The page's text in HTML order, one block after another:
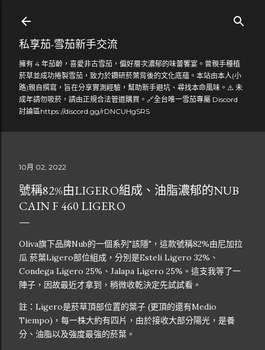
私享茄-雪茄新手交流
擁有 4 年茄齡，喜愛非古雪茄，偏好層次濃郁的味蕾饗宴。曾親手種植
菸草並成功捲製雪茄，致力於鑽研菸葉背後的文化底蘊。本站由本人(小
路)親自撰寫，旨在分享實測經驗，幫助新手避坑、尋找本命風味。⚠️ 未
成年請勿吸菸，請由正規合法管道購買。🔗全台唯一雪茄專屬 Discord
討論區https://discord.gg/rDNCUHgSRS
10月 02, 2022
號稱82%由LIGERO組成、油脂濃郁的NUB
CAIN F 460 LIGERO
Oliva旗下品牌Nub的一個系列"該隱"，這款號稱82%由尼加拉
瓜 菸葉Ligero部位組成，分別是Esteli Ligero 32%、
Condega Ligero 25%、Jalapa Ligero 25%。這支我等了一
陣子，因故最近才拿到，稍微收乾決定先試試看。
註：Ligero是菸草頂部位置的葉子 (更頂的還有Medio
Tiempo)，每一株大約有四片，由於接收大部分陽光，是養
分、油脂以及強度最強的菸葉。